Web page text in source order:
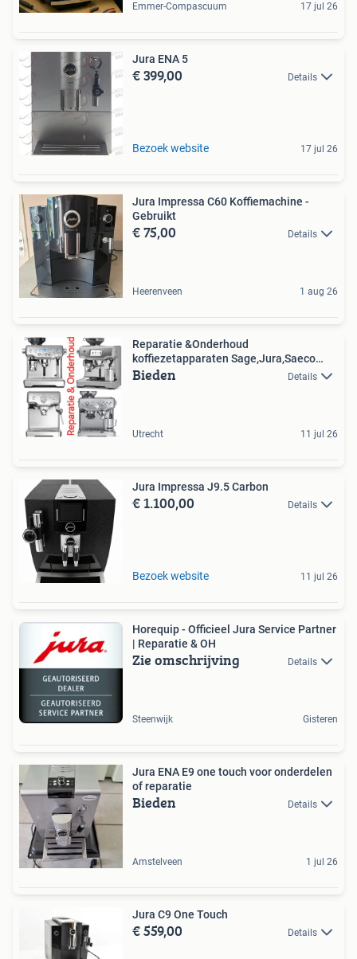
Emmer-Compascuum 17 jul 26
Jura ENA 5
€ 399,00 Details
Bezoek website 17 jul 26
Jura Impressa C60 Koffiemachine -
Gebruikt
€ 75,00 Details
Heerenveen 1 aug 26
Reparatie &Onderhoud
koffiezetapparaten Sage,Jura,Saeco
>>>>
Bieden Details
Utrecht 11 jul 26
Jura Impressa J9.5 Carbon
€ 1.100,00 Details
Bezoek website 11 jul 26
Horequip - Officieel Jura Service Partner
| Reparatie & OH
Zie omschrijving Details
Steenwijk Gisteren
Jura ENA E9 one touch voor onderdelen
of reparatie
Bieden Details
Amstelveen 1 jul 26
Jura C9 One Touch
€ 559,00 Details